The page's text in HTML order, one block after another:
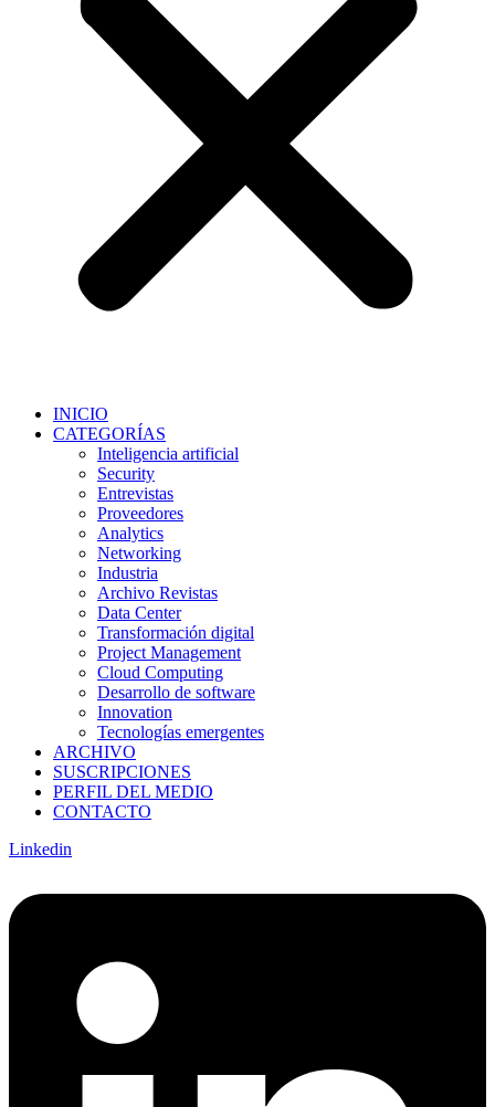
INICIO
CATEGORÍAS
Inteligencia artificial
Security
Entrevistas
Proveedores
Analytics
Networking
Industria
Archivo Revistas
Data Center
Transformación digital
Project Management
Cloud Computing
Desarrollo de software
Innovation
Tecnologías emergentes
ARCHIVO
SUSCRIPCIONES
PERFIL DEL MEDIO
CONTACTO
Linkedin